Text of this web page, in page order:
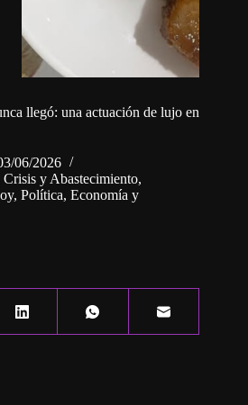
llegó: una actuación de lujo en
06/2026
Crisis y Abastecimiento,
, Política, Economía y